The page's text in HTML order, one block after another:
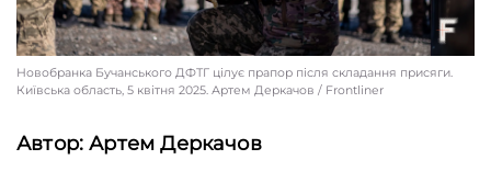
Новобранка Бучанського ДФТГ цілує прапор після складання присяги.
Київcька область, 5 квітня 2025. Артем Деркачов / Frontliner
Автор: Артем Деркачов